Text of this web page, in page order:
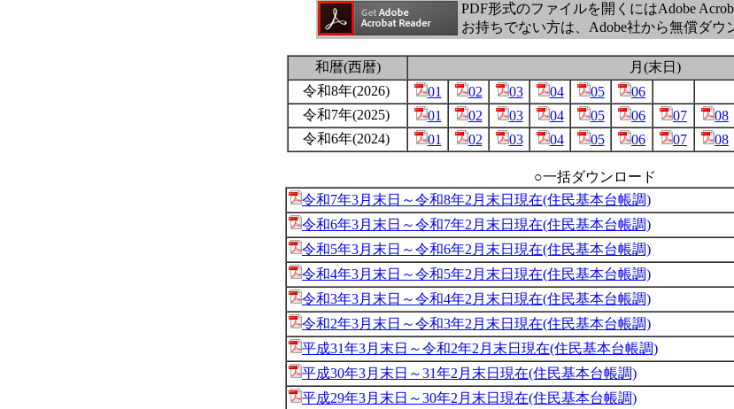
PDF形式のファイルを開くにはAdobe
お持ちでない方は、Adobe社から無償ダウ
和暦(西暦)
月(末日)
令和8年(2026)
01 02 03 04 05
06
令和7年(2025)
01 02 03 04 05 06 07 08
令和6年(2024)
01 02 03 04 05 06 07 08
○一括ダウンロード
令和7年3月末日～令和8年2月末日現在(住民基本台帳調)
令和6年3月末日～令和7年2月末日現在(住民基本台帳調)
令和5年3月末日～令和6年2月末日現在(住民基本台帳調)
令和4年3月末日～令和5年2月末日現在(住民基本台帳調)
令和3年3月末日～令和4年2月末日現在(住民基本台帳調)
令和2年3月末日～令和3年2月末日現在(住民基本台帳調)
平成31年3月末日～令和2年2月末日現在(住民基本台帳調)
平成30年3月末日～31年2月末日現在(住民基本台帳調)
平成29年3月末日～30年2月末日現在(住民基本台帳調)